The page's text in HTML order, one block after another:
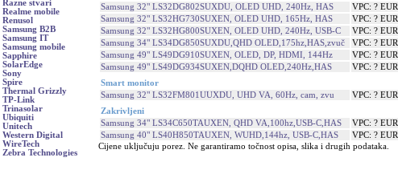
Razne stvari
Realme mobile
Renusol
Samsung B2B
Samsung IT
Samsung mobile
Sapphire
SolarEdge
Sony
Spire
Thermal Grizzly
TP-Link
Trinasolar
Ubiquiti
Unitech
Western Digital
WireTech
Zebra Technologies
Samsung 32" LS32DG802SUXDU, OLED UHD, 240Hz, HAS
VPC: ? EUR
Samsung 32" LS32HG730SUXEN, OLED UHD, 165Hz, HAS
VPC: ? EUR
Samsung 32" LS32HG800SUXEN, OLED UHD, 240Hz, USB-C
VPC: ? EUR
Samsung 34" LS34DG850SUXDU,QHD OLED,175hz,HAS,zvuč
VPC: ? EUR
Samsung 49" LS49DG910SUXEN, OLED, DP, HDMI, 144Hz
VPC: ? EUR
Samsung 49" LS49DG934SUXEN,DQHD OLED,240Hz,HAS
VPC: ? EUR
Smart monitor
Samsung 32" LS32FM801UUXDU, UHD VA, 60Hz, cam, zvu
VPC: ? EUR
Zakrivljeni
Samsung 34" LS34C650TAUXEN, QHD VA,100hz,USB-C,HAS
VPC: ? EUR
Samsung 40" LS40H850TAUXEN, WUHD,144hz, USB-C,HAS
VPC: ? EUR
Cijene uključuju porez. Ne garantiramo točnost opisa, slika i drugih podataka.